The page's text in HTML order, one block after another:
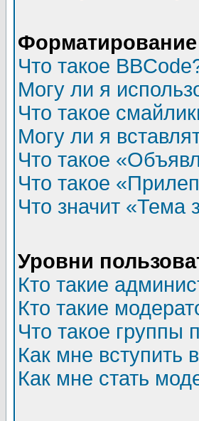
Что такое
Могу ли я
Что такое
Могу ли я
Что такое
Что такое
Что значит «Тема
Уровни
Кто такие
Кто такие
Что такое группы
Как мне вступить
Как мне стать